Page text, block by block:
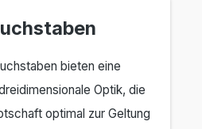
bieten eine
Optik, die
optimal zur Geltung